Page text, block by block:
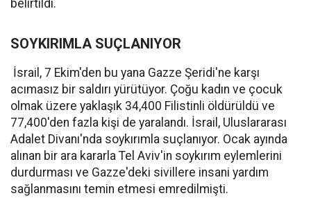
belirtildi.
SOYKIRIMLA SUÇLANIYOR
İsrail, 7 Ekim'den bu yana Gazze Şeridi'ne karşı
acımasız bir saldırı yürütüyor. Çoğu kadın ve çocuk
olmak üzere yaklaşık 34,400 Filistinli öldürüldü ve
77,400'den fazla kişi de yaralandı. İsrail, Uluslararası
Adalet Divanı'nda soykırımla suçlanıyor. Ocak ayında
alınan bir ara kararla Tel Aviv'in soykırım eylemlerini
durdurması ve Gazze'deki sivillere insani yardım
sağlanmasını temin etmesi emredilmişti.